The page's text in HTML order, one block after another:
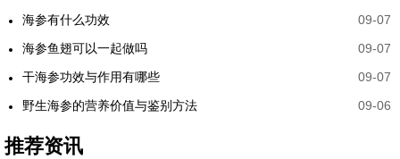
海参有什么功效
09-07
海参鱼翅可以一起做吗
09-07
干海参功效与作用有哪些
09-07
野生海参的营养价值与鉴别方法
09-06
推荐资讯